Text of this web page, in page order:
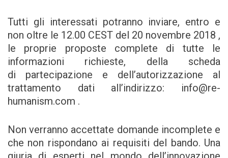
Tutti gli interessati potranno inviare, entro e
non oltre le 12.00 CEST del 20 novembre 2018 ,
le proprie proposte complete di tutte le
informazioni richieste, della scheda
di partecipazione e dell’autorizzazione al
trattamento dati all’indirizzo: info@re-
humanism.com .
Non verranno accettate domande incomplete e
che non rispondano ai requisiti del bando. Una